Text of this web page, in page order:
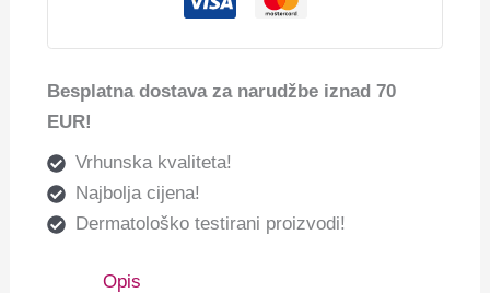
Besplatna dostava za narudžbe iznad 70
EUR!
Vrhunska kvaliteta!
Najbolja cijena!
Dermatološko testirani proizvodi!
Opis